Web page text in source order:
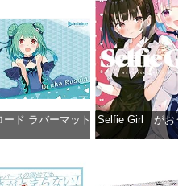
塗装済み完成品フィギュア PP942
ード ラバーマットコレクション
Selfie Girl がおう